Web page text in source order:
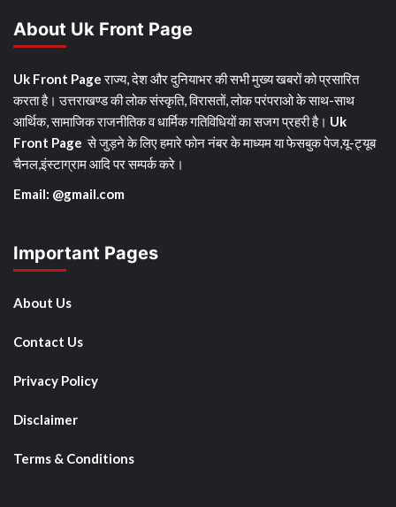
About Uk Front Page
Uk Front Pageराज्य, देश और दुनियाभर की सभी मुख्य खबरों को प्रसारित
करता है। उत्तराखण्ड की लोक संस्कृति, विरासतों, लोक परंपराओ के साथ-साथ
आर्थिक, सामाजिक राजनीतिक व धार्मिक गतिविधियों का सजग प्रहरी है। Uk
Front Page से जुड़ने के लिए हमारे फोन नंबर के माध्यम या फेसबुक पेज,यू-ट्यूब
चैनल,इंस्टाग्राम आदि पर सम्पर्क करे।
Email: @gmail.com
Important Pages
About Us
Contact Us
Privacy Policy
Disclaimer
Terms & Conditions